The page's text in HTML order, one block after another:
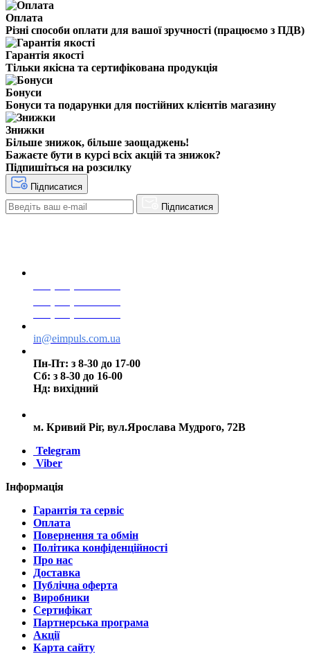
Оплата
Різні способи оплати для вашої зручності (працюємо з ПДВ)
Гарантія якості
Тільки якісна та сертифікована продукція
Бонуси
Бонуси та подарунки для постійних клієнтів магазину
Знижки
Більше знижок, більше заощаджень!
Бажаєте бути в курсі всіх акцій та знижок?
Підпишіться на розсилку
Підписатися
Підписатися
in@eimpuls.com.ua
Пн-Пт: з 8-30 до 17-00
Сб: з 8-30 до 16-00
Нд: вихідний
м. Кривий Ріг, вул.Ярослава Мудрого, 72В
Telegram
Viber
Інформація
Гарантія та сервіс
Оплата
Повернення та обмін
Політика конфіденційності
Про нас
Доставка
Публічна оферта
Виробники
Сертифікат
Партнерська програма
Акції
Карта сайту